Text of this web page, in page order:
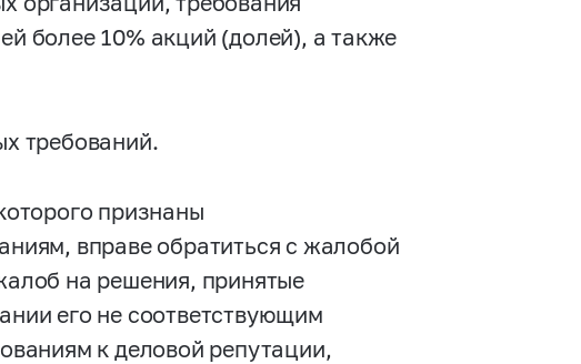
более 10% акций (долей), а также
требований.
признаны
вправе обратиться с жалобой
на решения, принятые
его не соответствующим
к деловой репутации,